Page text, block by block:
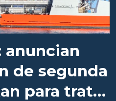
anuncian
de segunda
para tratar